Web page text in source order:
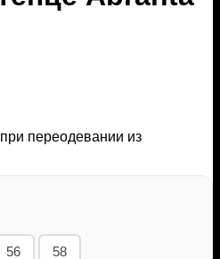
переодевании из
56 58